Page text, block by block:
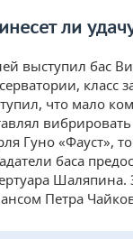
ли
выступил бас
класс
что мало
Гуно «Фауст»,
баса
Шаляпина.
Петра